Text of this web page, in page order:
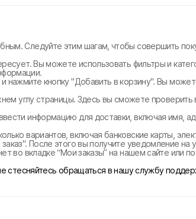
Следуйте этим шагам, чтобы совершить
Вы можете использовать фильтры и
нажмите кнопку "Добавить в корзину". Вы
углу страницы. Здесь вы сможете
информацию для доставки, включая имя,
вариантов, включая банковские карты,
После этого вы получите уведомление на
во вкладке “Мои заказы” на нашем сайте или
стесняйтесь обращаться в нашу службу